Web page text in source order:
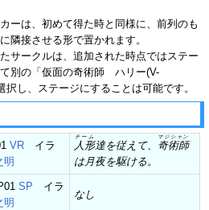
ーは、初めて得た時と同様に、前列のも
隣接させる形で置かれます。
サークルは、追加された時点ではステー
別の「仮面の奇術師 ハリー(V-
し、ステージにすることは可能です。
VR イラ
明
人形
チーム
達を従えて、 奇術師
マジシャン
は月夜を駆ける。
SP イラ
明
なし